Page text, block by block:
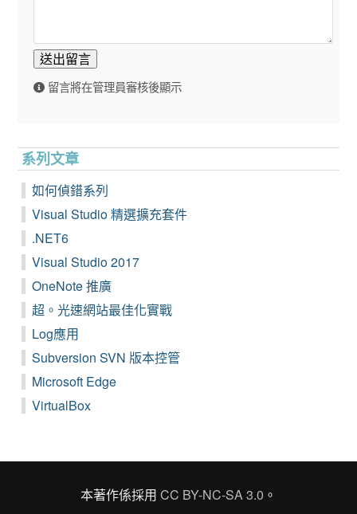
送出留言
留言將在管理員審核後顯示
系列文章
如何偵錯系列
Visual Studio 精選擴充套件
.NET6
Visual Studio 2017
OneNote 推廣
超。光速網站最佳化實戰
Log應用
Subversion SVN 版本控管
Microsoft Edge
VirtualBox
本著作係採用 CC BY-NC-SA 3.0 。